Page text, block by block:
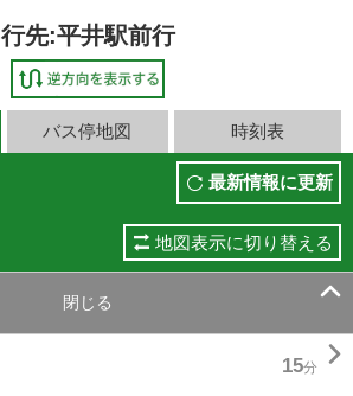
行先:平井駅前行
バス停地図 時刻表
最新情報に更新
地図表示に切り替える
閉じる 
15分 